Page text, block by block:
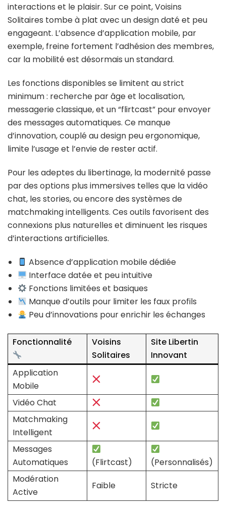
interactions et le plaisir. Sur ce point, Voisins
Solitaires tombe à plat avec un design daté et peu
engageant. L’absence d’application mobile, par
exemple, freine fortement l’adhésion des membres,
car la mobilité est désormais un standard.
Les fonctions disponibles se limitent au strict
minimum : recherche par âge et localisation,
messagerie classique, et un “flirtcast” pour envoyer
des messages automatiques. Ce manque
d’innovation, couplé au design peu ergonomique,
limite l’usage et l’envie de rester actif.
Pour les adeptes du libertinage, la modernité passe
par des options plus immersives telles que la vidéo
chat, les stories, ou encore des systèmes de
matchmaking intelligents. Ces outils favorisent des
connexions plus naturelles et diminuent les risques
d’interactions artificielles.
Absence d’application mobile dédiée
Interface datée et peu intuitive
Fonctions limitées et basiques
Manque d’outils pour limiter les faux profils
Peu d’innovations pour enrichir les échanges
Fonctionnalité
Voisins
Solitaires
Site Libertin
Innovant
Application
Mobile
Vidéo Chat
Matchmaking
Intelligent
Messages
Automatiques
(Flirtcast)
(Personnalisés)
Modération
Active
Faible Stricte